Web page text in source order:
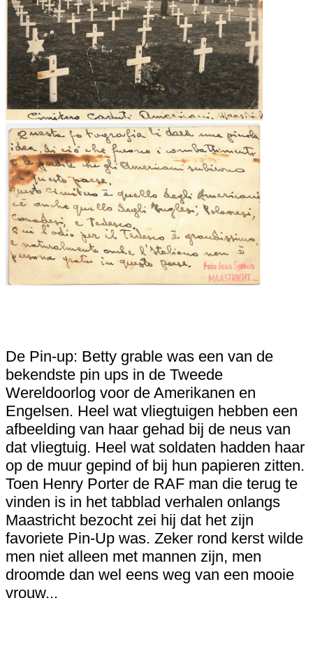
De Pin-up: Betty grable was een van de
bekendste pin ups in de Tweede
Wereldoorlog voor de Amerikanen en
Engelsen. Heel wat vliegtuigen hebben een
afbeelding van haar gehad bij de neus van
dat vliegtuig. Heel wat soldaten hadden haar
op de muur gepind of bij hun papieren zitten.
Toen Henry Porter de RAF man die terug te
vinden is in het tabblad verhalen onlangs
Maastricht bezocht zei hij dat het zijn
favoriete Pin-Up was. Zeker rond kerst wilde
men niet alleen met mannen zijn, men
droomde dan wel eens weg van een mooie
vrouw...